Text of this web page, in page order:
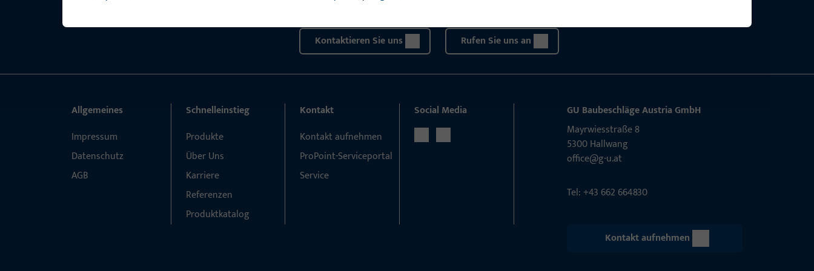
Wir sind gerne für Sie da – schnell, kompetent und zuverlässig.
Kontaktieren Sie uns Rufen Sie uns an
Allgemeines
Impressum
Datenschutz
AGB
Schnelleinstieg
Produkte
Über Uns
Karriere
Referenzen
Produktkatalog
Kontakt
Kontakt aufnehmen
ProPoint-Serviceportal
Service
Social Media
GU Baubeschläge Aus­tria GmbH
Mayrwies­straße 8
5300 Hall­wang
office@g-u.at
Tel: +43 662 664830
Kontakt aufnehmen